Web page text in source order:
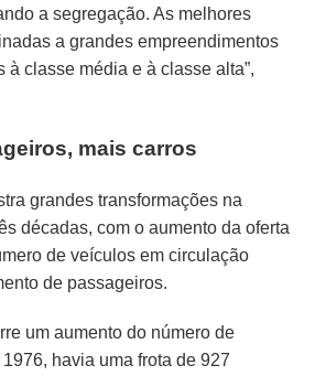
a segregação. As melhores
a grandes empreendimentos
à classe média e à classe alta”,
mais carros
grandes transformações na
décadas, com o aumento da oferta
de veículos em circulação
de passageiros.
um aumento do número de
havia uma frota de 927